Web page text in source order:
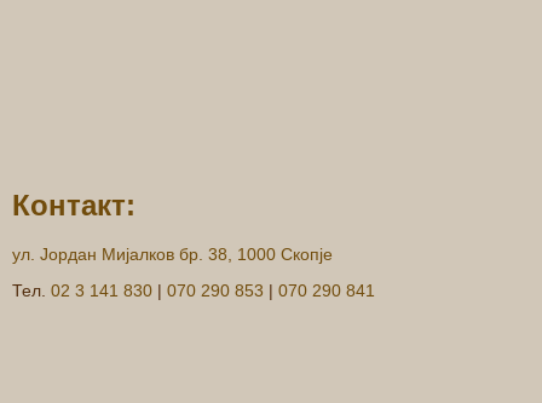
Контакт:
ул. Јордан Мијалков бр. 38, 1000 Скопје
Тел. 02 3 141 830 | 070 290 853 | 070 290 841